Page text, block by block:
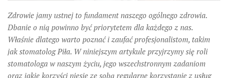
Zdrowie jamy ustnej to fundament naszego ogólnego zdrowia.
Dbanie o nią powinno być priorytetem dla każdego z nas.
Właśnie dlatego warto poznać i zaufać profesjonalistom, takim
jak stomatolog Piła. W niniejszym artykule przyjrzymy się roli
stomatologa w naszym życiu, jego wszechstronnym zadaniom
oraz jakie korzyści niesie ze sobą regularne korzystanie z usług